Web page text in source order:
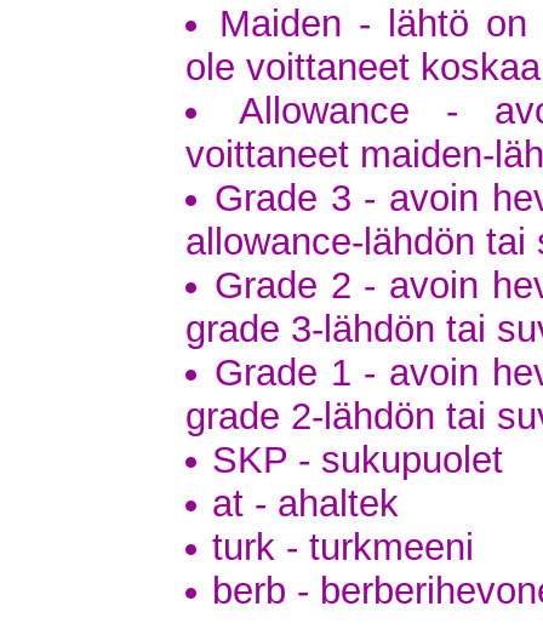
Maiden - lähtö
ole voittaneet
Allowance -
voittaneet maiden-
Grade 3 - avoin
allowance-lähdön tai
Grade 2 - avoin
grade 3-lähdön tai
Grade 1 - avoin
grade 2-lähdön tai
SKP - sukupuolet
at - ahaltek
turk - turkmeeni
berb -